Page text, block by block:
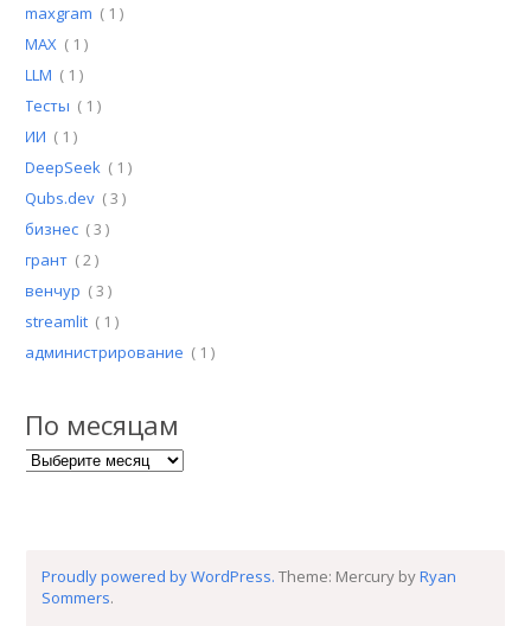
maxgram ( 1 )
MAX ( 1 )
LLM ( 1 )
Тесты ( 1 )
ИИ ( 1 )
DeepSeek ( 1 )
Qubs.dev ( 3 )
бизнес ( 3 )
грант ( 2 )
венчур ( 3 )
streamlit ( 1 )
администрирование ( 1 )
По месяцам
По месяцам
Proudly powered by WordPress. Theme: Mercury byRyan
Sommers.